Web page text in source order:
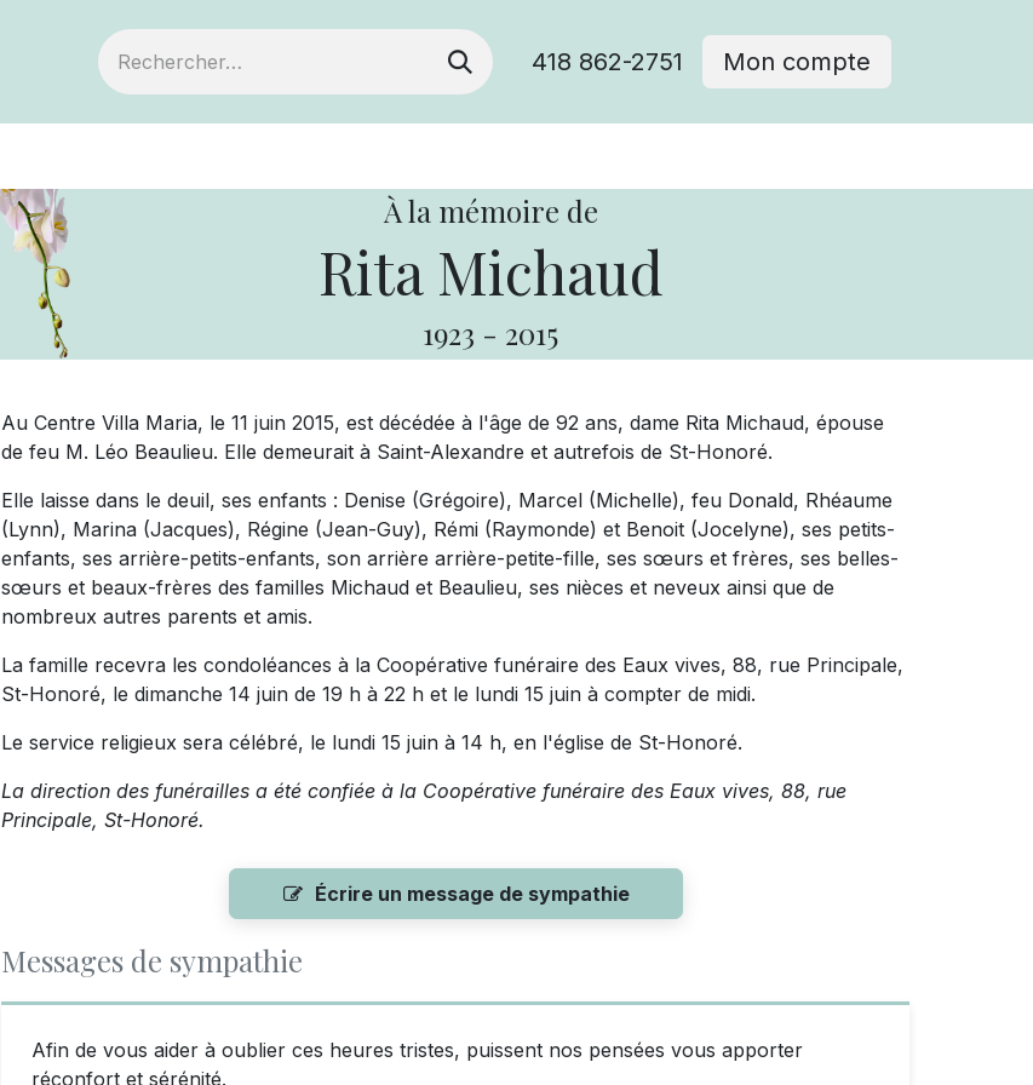
418 862-2751 Mon compte
À la mémoire de
Rita Michaud
1923 - 2015
Au Centre Villa Maria, le 11 juin 2015, est décédée à l'âge de 92 ans, dame Rita Michaud, épouse
de feu M. Léo Beaulieu. Elle demeurait à Saint-Alexandre et autrefois de St-Honoré.
Elle laisse dans le deuil, ses enfants : Denise (Grégoire), Marcel (Michelle), feu Donald, Rhéaume
(Lynn), Marina (Jacques), Régine (Jean-Guy), Rémi (Raymonde) et Benoit (Jocelyne), ses petits-
enfants, ses arrière-petits-enfants, son arrière arrière-petite-fille, ses sœurs et frères, ses belles-
sœurs et beaux-frères des familles Michaud et Beaulieu, ses nièces et neveux ainsi que de
nombreux autres parents et amis.
La famille recevra les condoléances à la Coopérative funéraire des Eaux vives, 88, rue Principale,
St-Honoré, le dimanche 14 juin de 19 h à 22 h et le lundi 15 juin à compter de midi.
Le service religieux sera célébré, le lundi 15 juin à 14 h, en l'église de St-Honoré.
La direction des funérailles a été confiée à la Coopérative funéraire des Eaux vives, 88, rue
Principale, St-Honoré.
Écrire un message de sympathie
Messages de sympathie
Afin de vous aider à oublier ces heures tristes, puissent nos pensées vous apporter
réconfort et sérénité.